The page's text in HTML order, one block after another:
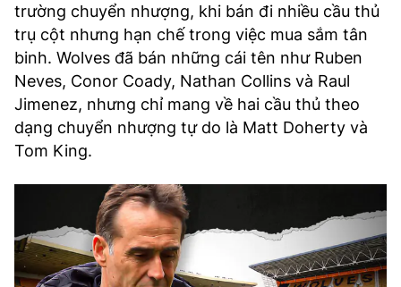
trường chuyển nhượng, khi bán đi nhiều cầu thủ
trụ cột nhưng hạn chế trong việc mua sắm tân
binh. Wolves đã bán những cái tên như Ruben
Neves, Conor Coady, Nathan Collins và Raul
Jimenez, nhưng chỉ mang về hai cầu thủ theo
dạng chuyển nhượng tự do là Matt Doherty và
Tom King.